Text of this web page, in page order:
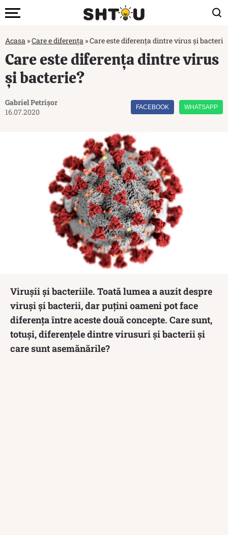
Acasa »Care e diferența »Care este diferența dintre virus și
Care este diferența dintre virus
și bacterie?
Gabriel Petrișor
16.07.2020
FACEBOOK WHATSAPP
Virușii și bacteriile. Toată lumea a auzit despre
viruși și bacterii, dar puțini oameni pot face
diferența între aceste două concepte. Care sunt,
totuși, diferențele dintre virusuri și bacterii și
care sunt asemănările?